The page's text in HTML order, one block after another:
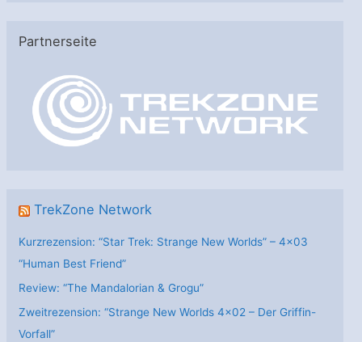
g
Partnerseite
TrekZone Network
Kurzrezension: “Star Trek: Strange New Worlds” – 4×03
“Human Best Friend”
Review: “The Mandalorian & Grogu”
Zweitrezension: “Strange New Worlds 4×02 – Der Griffin-
Vorfall”